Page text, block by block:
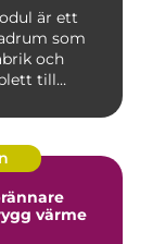
är ett
som
och
till
värme